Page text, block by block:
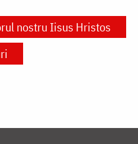
nostru Iisus Hristos